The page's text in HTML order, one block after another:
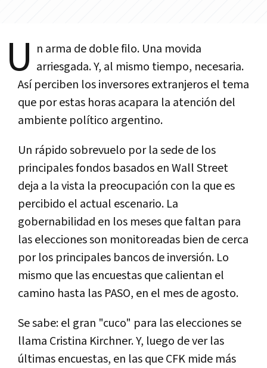
U n arma de doble filo. Una movida
arriesgada. Y, al mismo tiempo, necesaria.
Así perciben los inversores extranjeros el tema
que por estas horas acapara la atención del
ambiente político argentino.
Un rápido sobrevuelo por la sede de los
principales fondos basados en Wall Street
deja a la vista la preocupación con la que es
percibido el actual escenario. La
gobernabilidad en los meses que faltan para
las elecciones son monitoreadas bien de cerca
por los principales bancos de inversión. Lo
mismo que las encuestas que calientan el
camino hasta las PASO, en el mes de agosto.
Se sabe: el gran "cuco" para las elecciones se
llama Cristina Kirchner. Y, luego de ver las
últimas encuestas, en las que CFK mide más